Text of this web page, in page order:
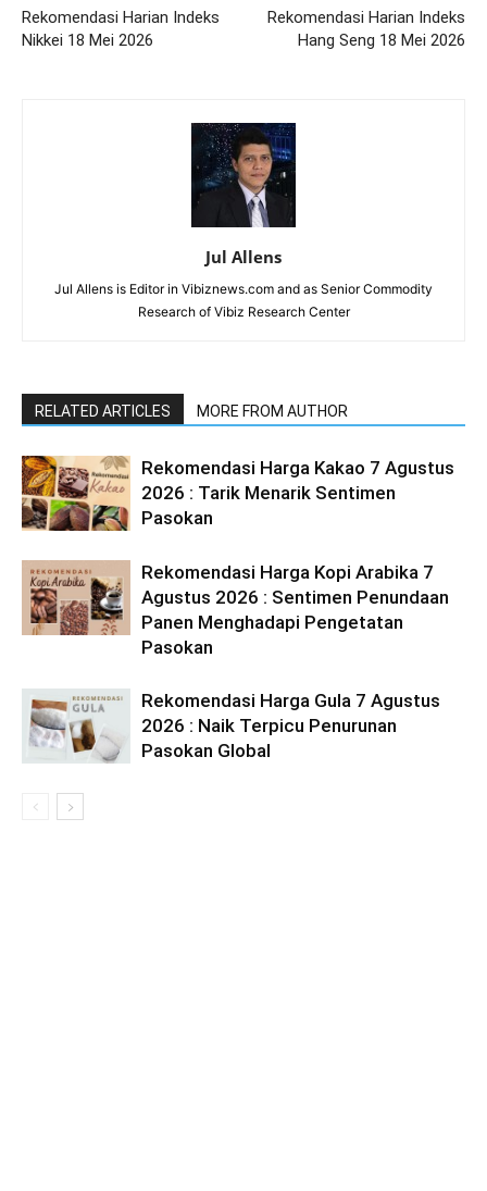
Rekomendasi Harian Indeks
Nikkei 18 Mei 2026
Rekomendasi Harian Indeks
Hang Seng 18 Mei 2026
Jul Allens
Jul Allens is Editor in Vibiznews.com and as Senior Commodity
Research of Vibiz Research Center
RELATED ARTICLES MORE FROM AUTHOR
Rekomendasi Harga Kakao 7 Agustus
2026 : Tarik Menarik Sentimen
Pasokan
Rekomendasi Harga Kopi Arabika 7
Agustus 2026 : Sentimen Penundaan
Panen Menghadapi Pengetatan
Pasokan
Rekomendasi Harga Gula 7 Agustus
2026 : Naik Terpicu Penurunan
Pasokan Global